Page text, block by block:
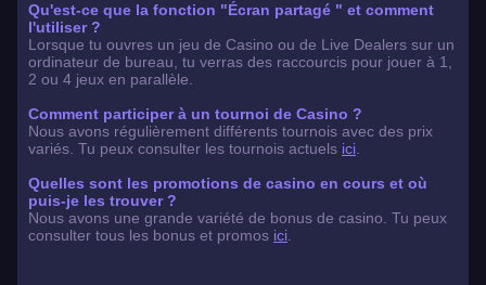
Qu'est-ce que la fonction "Écran partagé " et comment
l'utiliser ?
Lorsque tu ouvres un jeu de Casino ou de Live Dealers sur un
ordinateur de bureau, tu verras des raccourcis pour jouer à 1,
2 ou 4 jeux en parallèle.
Comment participer à un tournoi de Casino ?
Nous avons régulièrement différents tournois avec des prix
variés. Tu peux consulter les tournois actuels ici
Quelles sont les promotions de casino en cours et où
puis-je les trouver ?
Nous avons une grande variété de bonus de casino. Tu peux
consulter tous les bonus et promos ici